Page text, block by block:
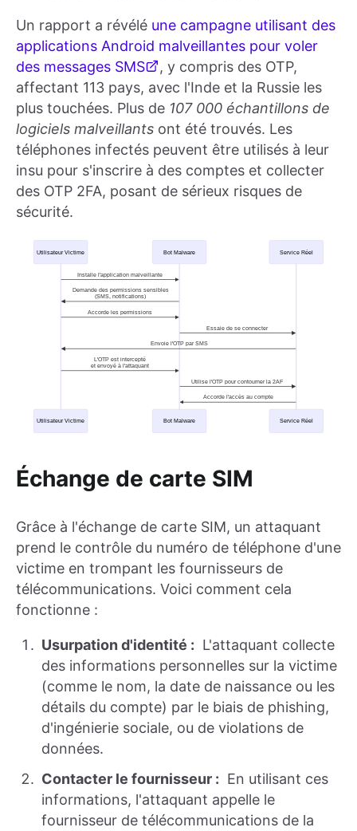
Un rapport a révélé une campagne utilisant des
applications Android malveillantes pour voler
des messages SMS
, y compris des OTP,
affectant 113 pays, avec l'Inde et la Russie les
plus touchées. Plus de 107 000 échantillons de
logiciels malveillants ont été trouvés. Les
téléphones infectés peuvent être utilisés à leur
insu pour s'inscrire à des comptes et collecter
des OTP 2FA, posant de sérieux risques de
sécurité.
Échange de carte SIM
Grâce à l'échange de carte SIM, un attaquant
prend le contrôle du numéro de téléphone d'une
victime en trompant les fournisseurs de
télécommunications. Voici comment cela
fonctionne :
Usurpation d'identité : L'attaquant collecte
des informations personnelles sur la victime
(comme le nom, la date de naissance ou les
détails du compte) par le biais de phishing,
d'ingénierie sociale, ou de violations de
données.
Contacter le fournisseur : En utilisant ces
informations, l'attaquant appelle le
fournisseur de télécommunications de la